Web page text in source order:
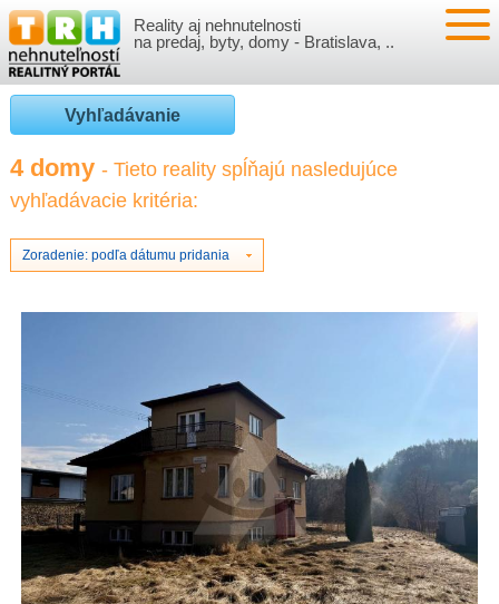
Reality aj nehnutelnosti
na predaj, byty, domy - Bratislava, ..
NEHNUTEĽNOSTI
BYTY
NOVOSTAVBY
NEBYTOVÉ PRIESTORY
VLOŽIŤ NEHNUTEĽNOSTI
PRIHLÁSENIE
REGISTRÁCIA
VÝVOJ CIEN REALÍT
ČLÁNKY O REALITÁCH
BÝVANIE A REALITY
O NÁS
INFO
REALITNÁ INZERCIA NA TRH.SK
CENNÍK REALITNEJ INZERCIE
ZVÝRAZNENIE REALITNÝCH INZERÁTOV
REKLAMA
Vyhľadávanie
4 domy - Tieto reality spĺňajú nasledujúce
vyhľadávacie kritéria:
Zoradenie: podľa dátumu pridania